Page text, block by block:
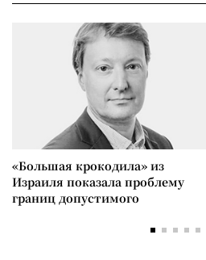
«Большая крокодила» из
Израиля показала проблему
границ допустимого